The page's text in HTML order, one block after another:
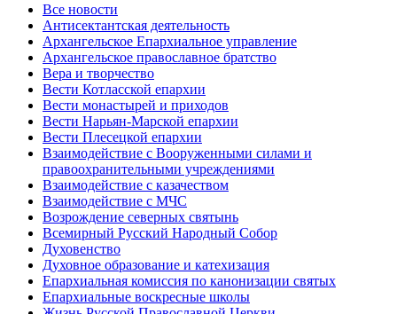
Все новости
Антисектантская деятельность
Архангельское Епархиальное управление
Архангельское православное братство
Вера и творчество
Вести Котласской епархии
Вести монастырей и приходов
Вести Нарьян-Марской епархии
Вести Плесецкой епархии
Взаимодействие с Вооруженными силами и
правоохранительными учреждениями
Взаимодействие с казачеством
Взаимодействие с МЧС
Возрождение северных святынь
Всемирный Русский Народный Собор
Духовенство
Духовное образование и катехизация
Епархиальная комиссия по канонизации святых
Епархиальные воскресные школы